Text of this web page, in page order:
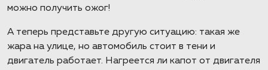
можно получить ожог!
А теперь представьте другую ситуацию: такая же
жара на улице, но автомобиль стоит в тени и
двигатель работает. Нагреется ли капот от двигателя